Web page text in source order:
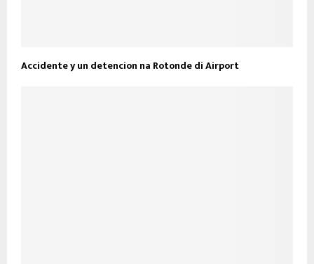
Accidente y un detencion na Rotonde di Airport